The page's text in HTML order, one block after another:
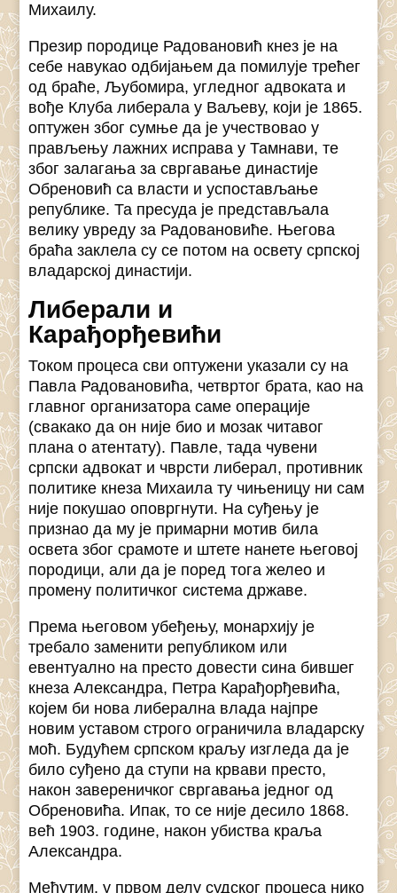
Михаилу.
Презир породице Радовановић кнез је на
себе навукао одбијањем да помилује трећег
од браће, Љубомира, угледног адвоката и
вође Клуба либерала у Ваљеву, који је 1865.
оптужен због сумње да је учествовао у
прављењу лажних исправа у Тамнави, те
због залагања за свргавање династије
Обреновић са власти и успостављање
републике. Та пресуда је представљала
велику увреду за Радовановиће. Његова
браћа заклела су се потом на освету српској
владарској династији.
Либерали и
Карађорђевићи
Током процеса сви оптужени указали су на
Павла Радовановића, четвртог брата, као на
главног организатора саме операције
(свакако да он није био и мозак читавог
плана о атентату). Павле, тада чувени
српски адвокат и чврсти либерал, противник
политике кнеза Михаила ту чињеницу ни сам
није покушао оповргнути. На суђењу је
признао да му је примарни мотив била
освета због срамоте и штете нанете његовој
породици, али да је поред тога желео и
промену политичког система државе.
Према његовом убеђењу, монархију је
требало заменити републиком или
евентуално на престо довести сина бившег
кнеза Александра, Петра Карађорђевића,
којем би нова либерална влада најпре
новим уставом строго ограничила владарску
моћ. Будућем српском краљу изгледа да је
било суђено да ступи на крвави престо,
након завереничког свргавања једног од
Обреновића. Ипак, то се није десило 1868.
већ 1903. године, након убиства краља
Александра.
Међутим, у првом делу судског процеса нико